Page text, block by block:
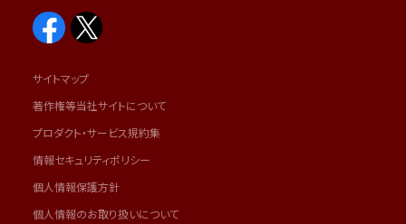
サイトマップ
著作権等当社サイトについて
プロダクト・サービス規約集
情報セキュリティポリシー
個人情報保護方針
個人情報のお取り扱いについて